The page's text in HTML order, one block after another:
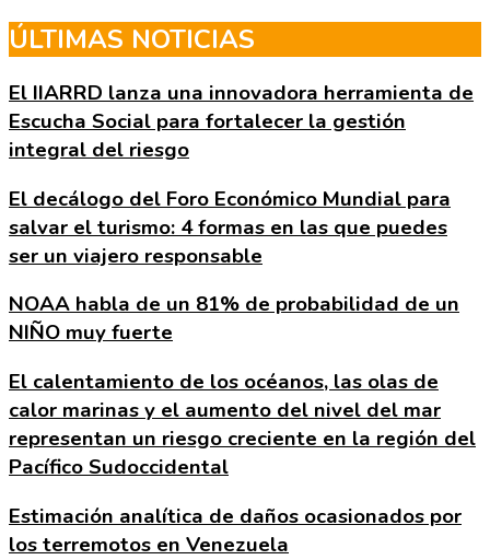
Skip
to
content
ÚLTIMAS NOTICIAS
El IIARRD lanza una innovadora herramienta de
Escucha Social para fortalecer la gestión
integral del riesgo
El decálogo del Foro Económico Mundial para
salvar el turismo: 4 formas en las que puedes
ser un viajero responsable
NOAA habla de un 81% de probabilidad de un
NIÑO muy fuerte
El calentamiento de los océanos, las olas de
calor marinas y el aumento del nivel del mar
representan un riesgo creciente en la región del
Pacífico Sudoccidental
Estimación analítica de daños ocasionados por
los terremotos en Venezuela